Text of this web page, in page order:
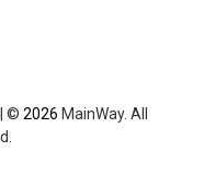
| © 2026 MainWay. All